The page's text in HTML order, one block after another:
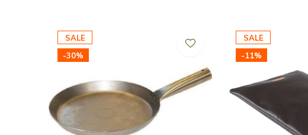
SALE
-30%
SALE
-11%